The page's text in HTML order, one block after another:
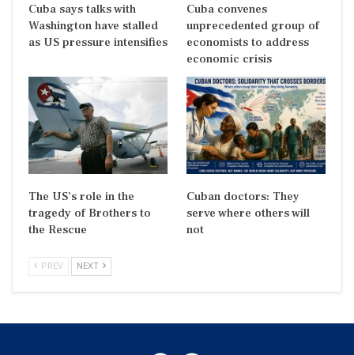
Cuba says talks with
Washington have stalled
as US pressure intensifies
Cuba convenes
unprecedented group of
economists to address
economic crisis
The US’s role in the
tragedy of Brothers to
the Rescue
Cuban doctors: They
serve where others will
not
PREV NEXT